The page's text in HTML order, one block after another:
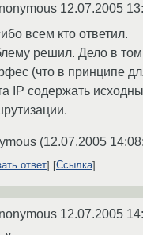
12.07.2005
всем кто ответил.
решил. Дело в том,
(что в принципе
IP содержать
(12.07.2005
ответ Ссылка
12.07.2005